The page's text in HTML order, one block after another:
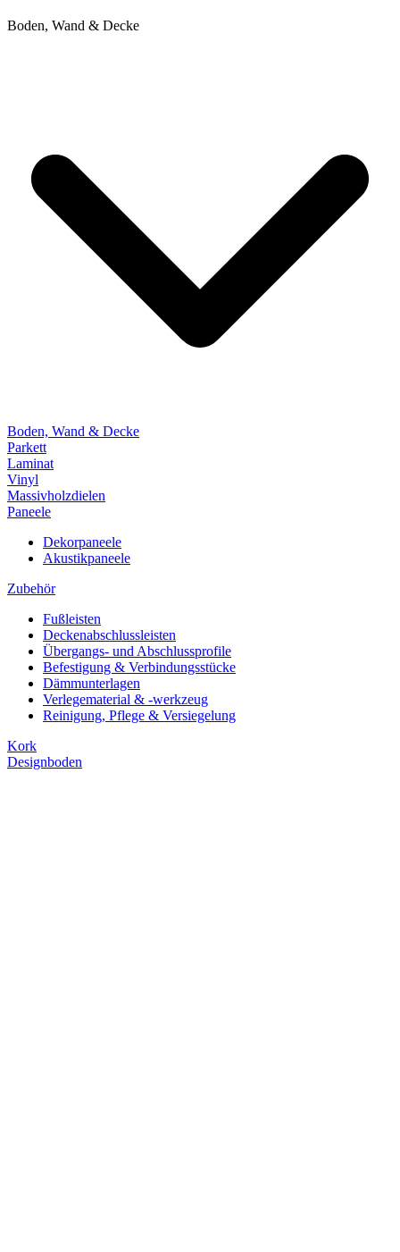
Boden, Wand & Decke
Boden, Wand & Decke
Parkett
Laminat
Vinyl
Massivholzdielen
Paneele
Dekorpaneele
Akustikpaneele
Zubehör
Fußleisten
Deckenabschlussleisten
Übergangs- und Abschlussprofile
Befestigung & Verbindungsstücke
Dämmunterlagen
Verlegematerial & -werkzeug
Reinigung, Pflege & Versiegelung
Kork
Designboden